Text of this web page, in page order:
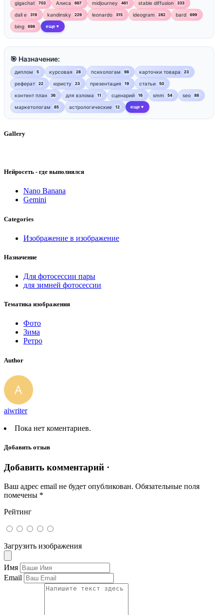
gigachat 703 Алиса 667 midjourney 461 stable diffusion 333
dall e 319 kandinsky 229 leonardo 315 ideogram 282 bard 699
bing 698 еще ▼
🎯 Назначение:
диплом 5 курсовая 28 психологам 98 карточки товара 23
реферат 22 юристу 23 презентация 19 статьи 50
контент план 36 для взлома 11 сценарий 16 smm 54 seo 88
маркетологам 85 астрологические 12 еще ▼
Gallery
Нейросеть - где выполнялся
Nano Banana
Gemini
Categories
Изображение в изображение
Назначение
Для фотосессии пары
для зимней фотосессии
Тематика изображения
Фото
Зима
Ретро
Author
aiwriter
Пока нет коментариев.
Добавить отзыв
Добавить комментарий ·
Ваш адрес email не будет опубликован. Обязательные поля
помечены *
Рейтинг
Загрузить изображения
Имя
Email